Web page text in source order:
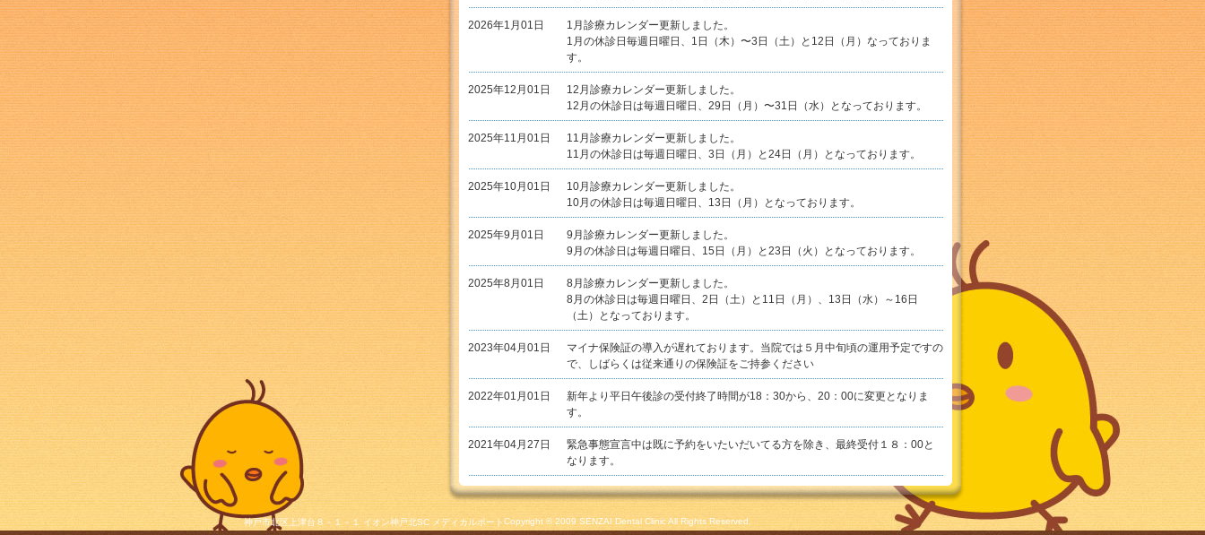
2026年1月01日
1月診療カレンダー更新しました。
1月の休診日毎週日曜日、1日（木）〜3日（土）と12日（月）なっておりま
す。
2025年12月01日
12月診療カレンダー更新しました。
12月の休診日は毎週日曜日、29日（月）〜31日（水）となっております。
2025年11月01日
11月診療カレンダー更新しました。
11月の休診日は毎週日曜日、3日（月）と24日（月）となっております。
2025年10月01日
10月診療カレンダー更新しました。
10月の休診日は毎週日曜日、13日（月）となっております。
2025年9月01日
9月診療カレンダー更新しました。
9月の休診日は毎週日曜日、15日（月）と23日（火）となっております。
2025年8月01日
8月診療カレンダー更新しました。
8月の休診日は毎週日曜日、2日（土）と11日（月）、13日（水）～16日
（土）となっております。
2023年04月01日
マイナ保険証の導入が遅れております。当院では５月中旬頃の運用予定ですの
で、しばらくは従来通りの保険証をご持参ください
2022年01月01日
新年より平日午後診の受付終了時間が18：30から、20：00に変更となりま
す。
2021年04月27日
緊急事態宣言中は既に予約をいたいだいてる方を除き、最終受付１８：00と
なります。
神戸市北区上津台８－１－１ イオン神戸北SC メディカルポートCopyright © 2009 SENZAI Dental Clinic All Rights Reserved.